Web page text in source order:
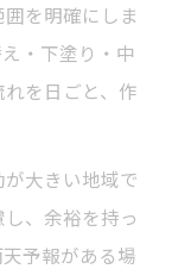
を明確にしま
・下塗り・中
を日ごと、作
大きい地域で
、余裕を持っ
予報がある場